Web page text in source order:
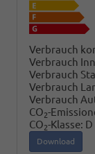
Verbrauch
Verbrauch
Verbrauch
Verbrauch
Verbrauch
CO2-
CO2-Klasse: D
Download